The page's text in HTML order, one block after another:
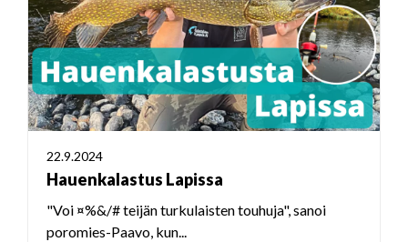
22.9.2024
Hauenkalastus Lapissa
"Voi ¤%&/# teijän turkulaisten touhuja", sanoi
poromies-Paavo, kun...